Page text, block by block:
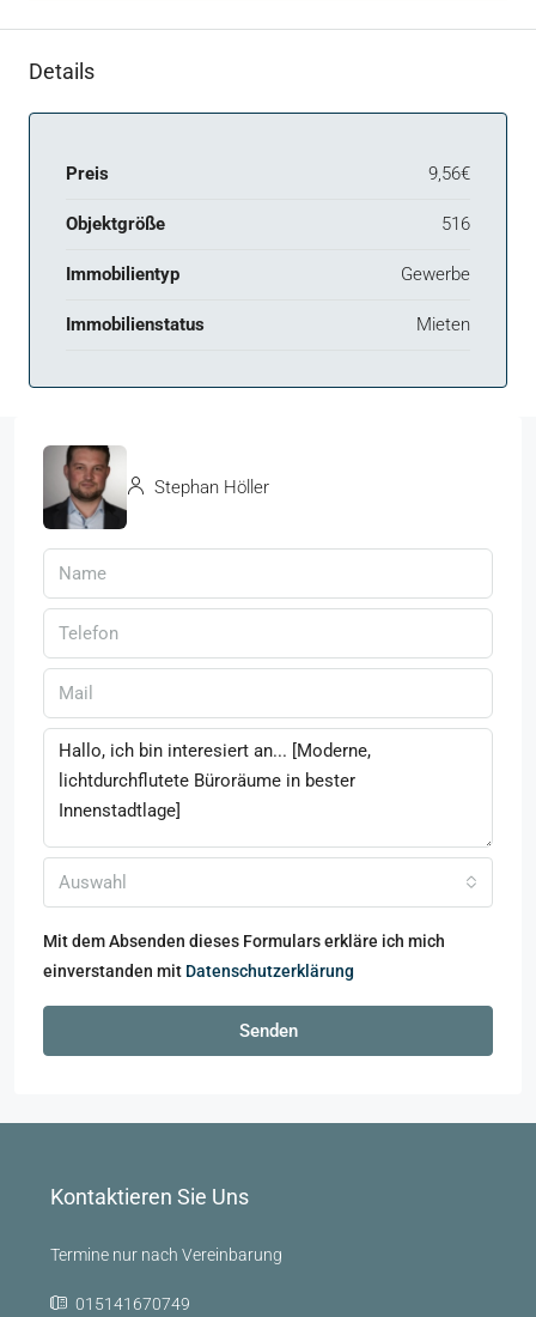
Details
Preis 9,56€
Objektgröße 516
Immobilientyp Gewerbe
Immobilienstatus Mieten
Stephan Höller
Auswahl
Mit dem Absenden dieses Formulars erkläre ich mich
einverstanden mit Datenschutzerklärung
Senden
Kontaktieren Sie Uns
Termine nur nach Vereinbarung
015141670749